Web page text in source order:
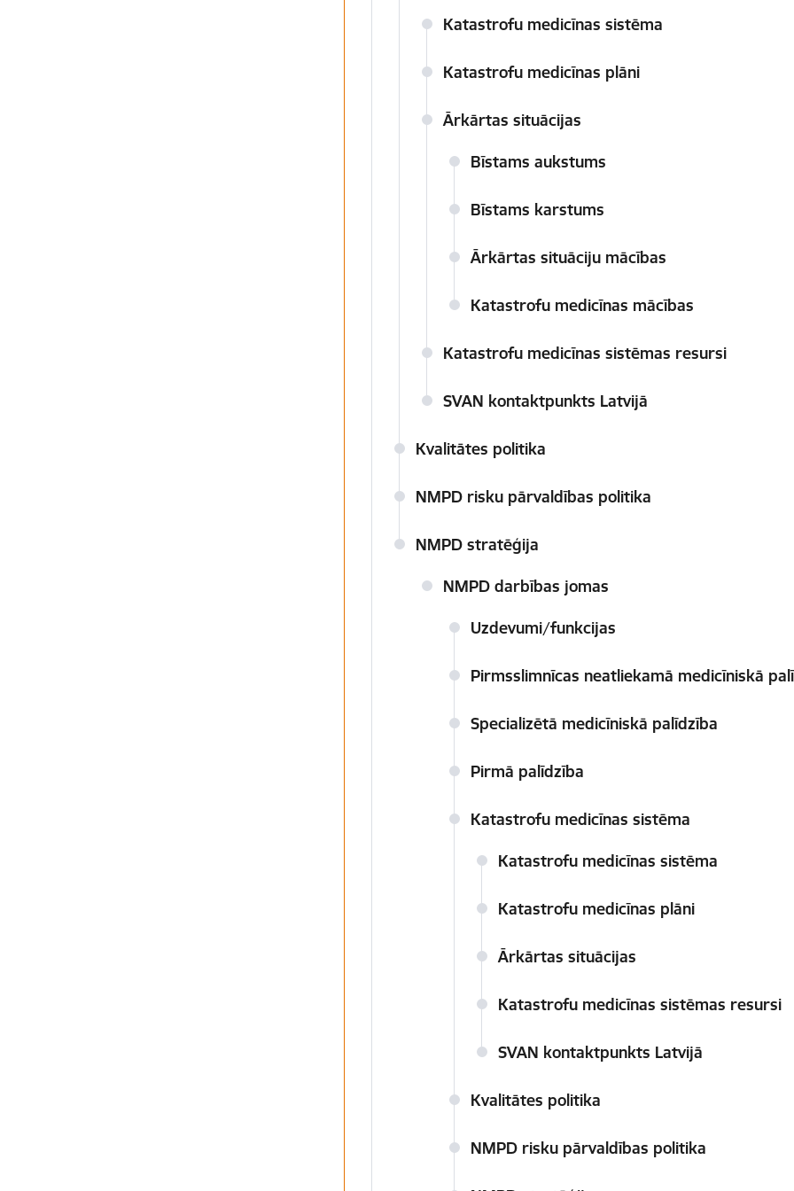
Katastrofu medicīnas sistēma
Katastrofu medicīnas plāni
Ārkārtas situācijas
Bīstams aukstums
Bīstams karstums
Ārkārtas situāciju mācības
Katastrofu medicīnas mācības
Katastrofu medicīnas sistēmas resursi
SVAN kontaktpunkts Latvijā
Kvalitātes politika
NMPD risku pārvaldības politika
NMPD stratēģija
NMPD darbības jomas
Uzdevumi/funkcijas
Pirmsslimnīcas neatliekamā medicīniskā
Specializētā medicīniskā palīdzība
Pirmā palīdzība
Katastrofu medicīnas sistēma
Katastrofu medicīnas sistēma
Katastrofu medicīnas plāni
Ārkārtas situācijas
Katastrofu medicīnas sistēmas resursi
SVAN kontaktpunkts Latvijā
Kvalitātes politika
NMPD risku pārvaldības politika